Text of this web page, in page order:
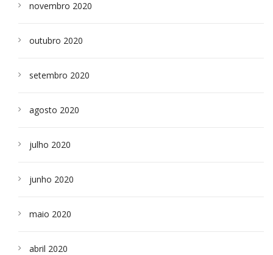
novembro 2020
outubro 2020
setembro 2020
agosto 2020
julho 2020
junho 2020
maio 2020
abril 2020